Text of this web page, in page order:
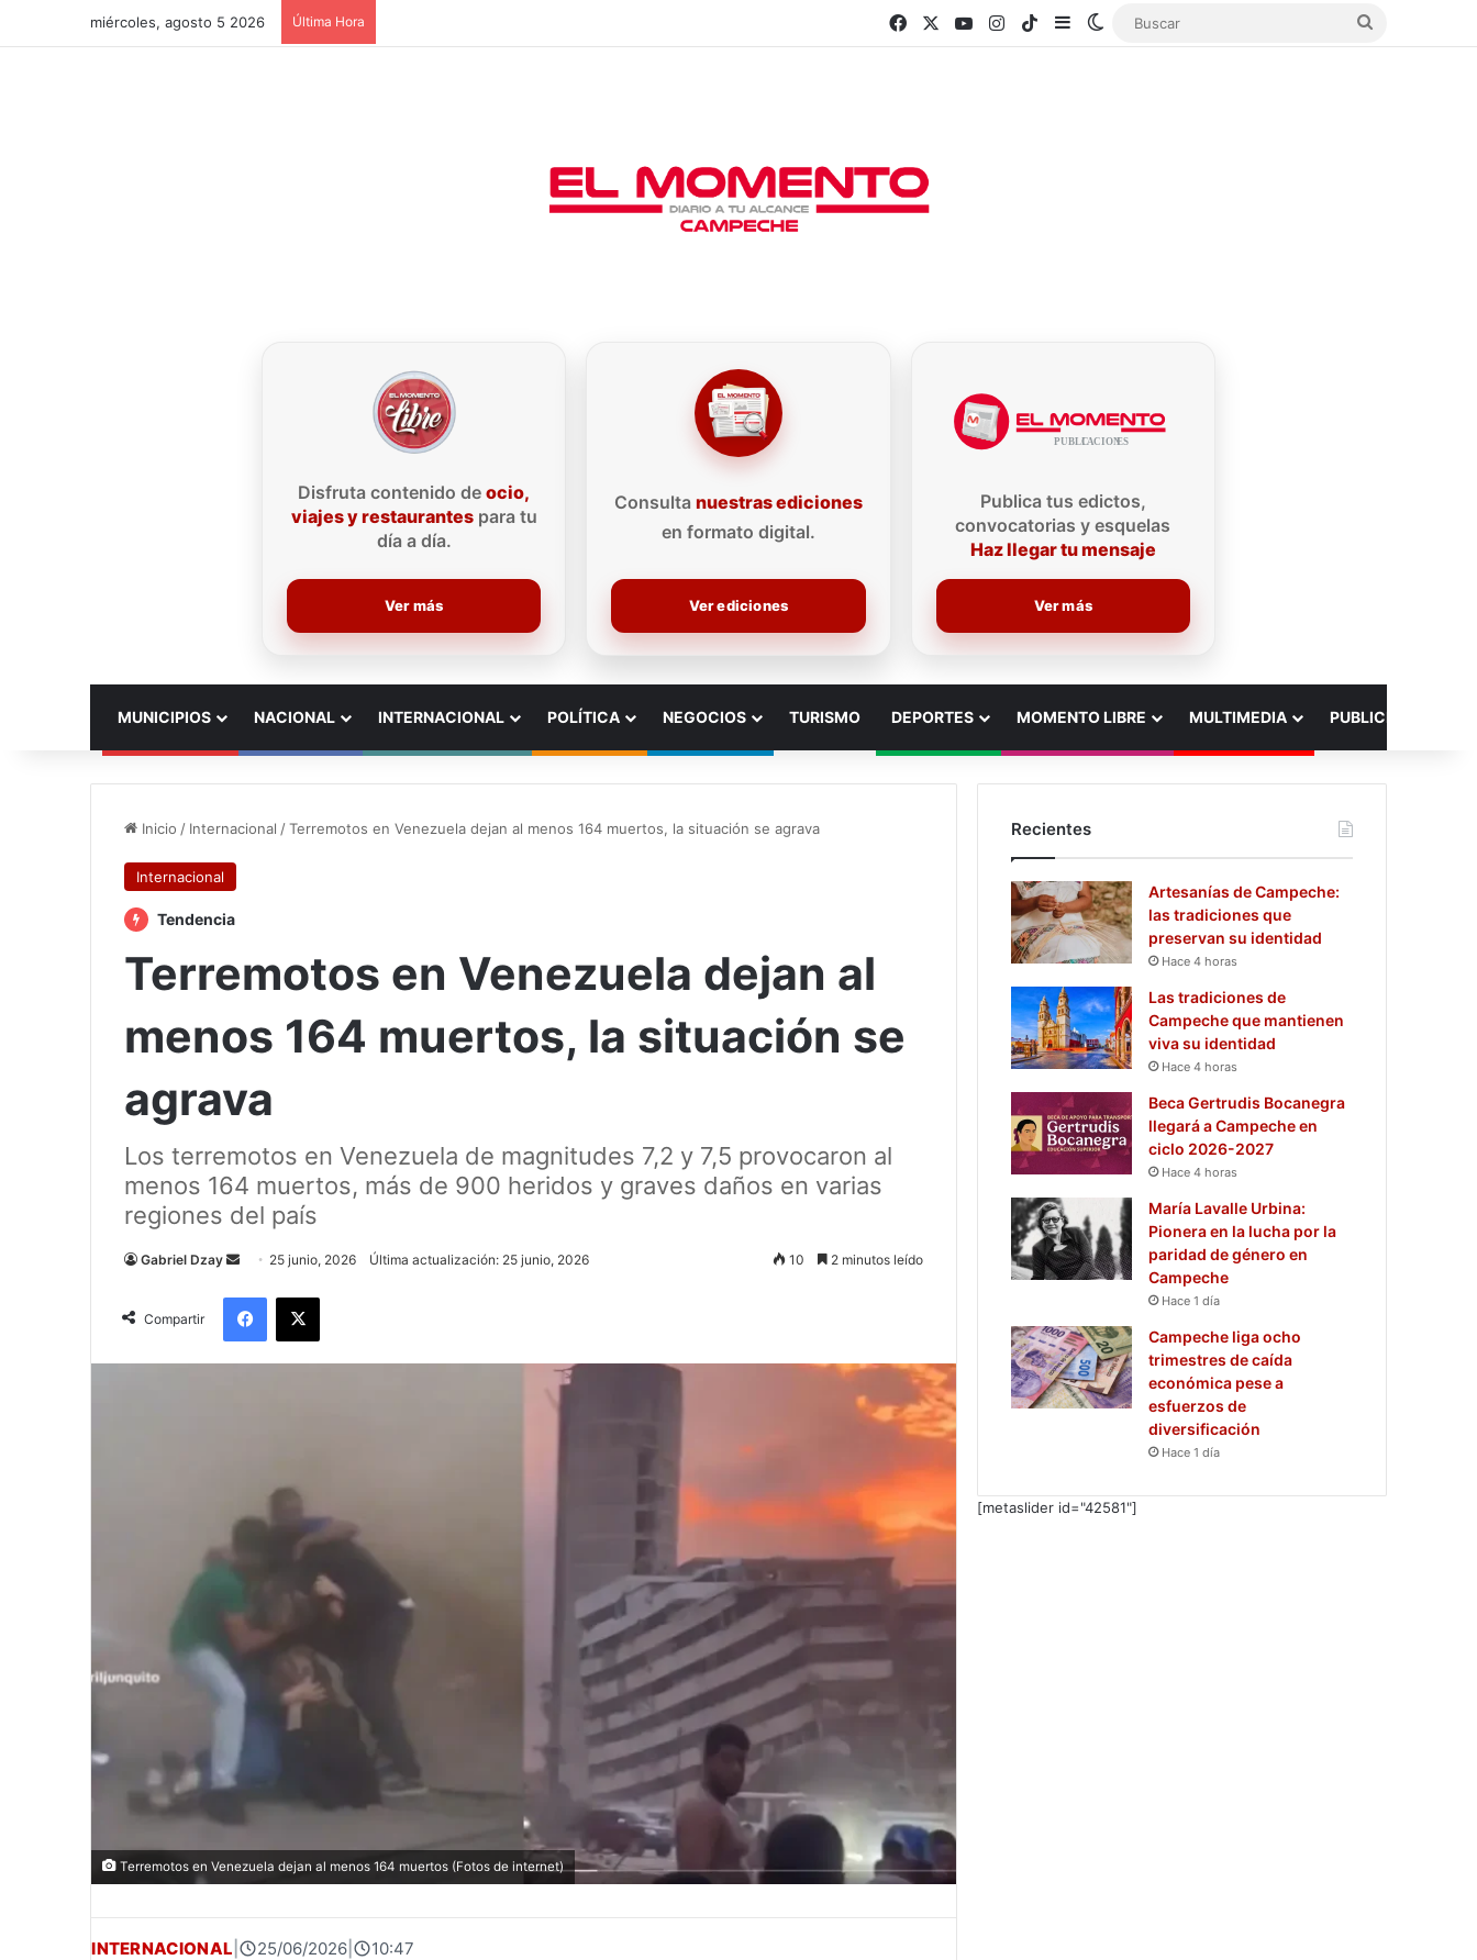
miércoles, agosto 5 2026 Última Hora FacebookYouTubeInstagram
TikTokSidebarSwitch skin Buscar
Disfruta contenido deocio,
viajes y restaurantespara tu
día a día.
Ver más
Consulta nuestras ediciones
en formato digital.
Ver ediciones
Publica tus edictos,
convocatorias y esquelas
Haz llegar tu mensaje
Ver más
MUNICIPIOS NACIONAL INTERNACIONAL POLÍTICA NEGOCIOS TURISMO DEPORTES MOMENTO LIBRE MULTIMEDIA PUBLICIDAD
Inicio / Internacional / Terremotos en Venezuela dejan al menos 164 muertos, la situación se agrava
Internacional
Tendencia
Terremotos en Venezuela dejan al
menos 164 muertos, la situación se
agrava
Los terremotos en Venezuela de magnitudes 7,2 y 7,5 provocaron al
menos 164 muertos, más de 900 heridos y graves daños en varias
regiones del país
Gabriel Dzay
Send
email
25 junio, 2026 Última actualización: 25 junio, 2026 10 2 minutos leído
Compartir
Facebook
X
Terremotos en Venezuela dejan al menos 164 muertos (Fotos de internet)
INTERNACIONAL 25/06/2026 10:47
Recientes
Artesanías de Campeche:
las tradiciones que
preservan su identidad
Hace 4 horas
Las tradiciones de
Campeche que mantienen
viva su identidad
Hace 4 horas
Beca Gertrudis Bocanegra
llegará a Campeche en
ciclo 2026-2027
Hace 4 horas
María Lavalle Urbina:
Pionera en la lucha por la
paridad de género en
Campeche
Hace 1 día
Campeche liga ocho
trimestres de caída
económica pese a
esfuerzos de
diversificación
Hace 1 día
[metaslider id="42581"]